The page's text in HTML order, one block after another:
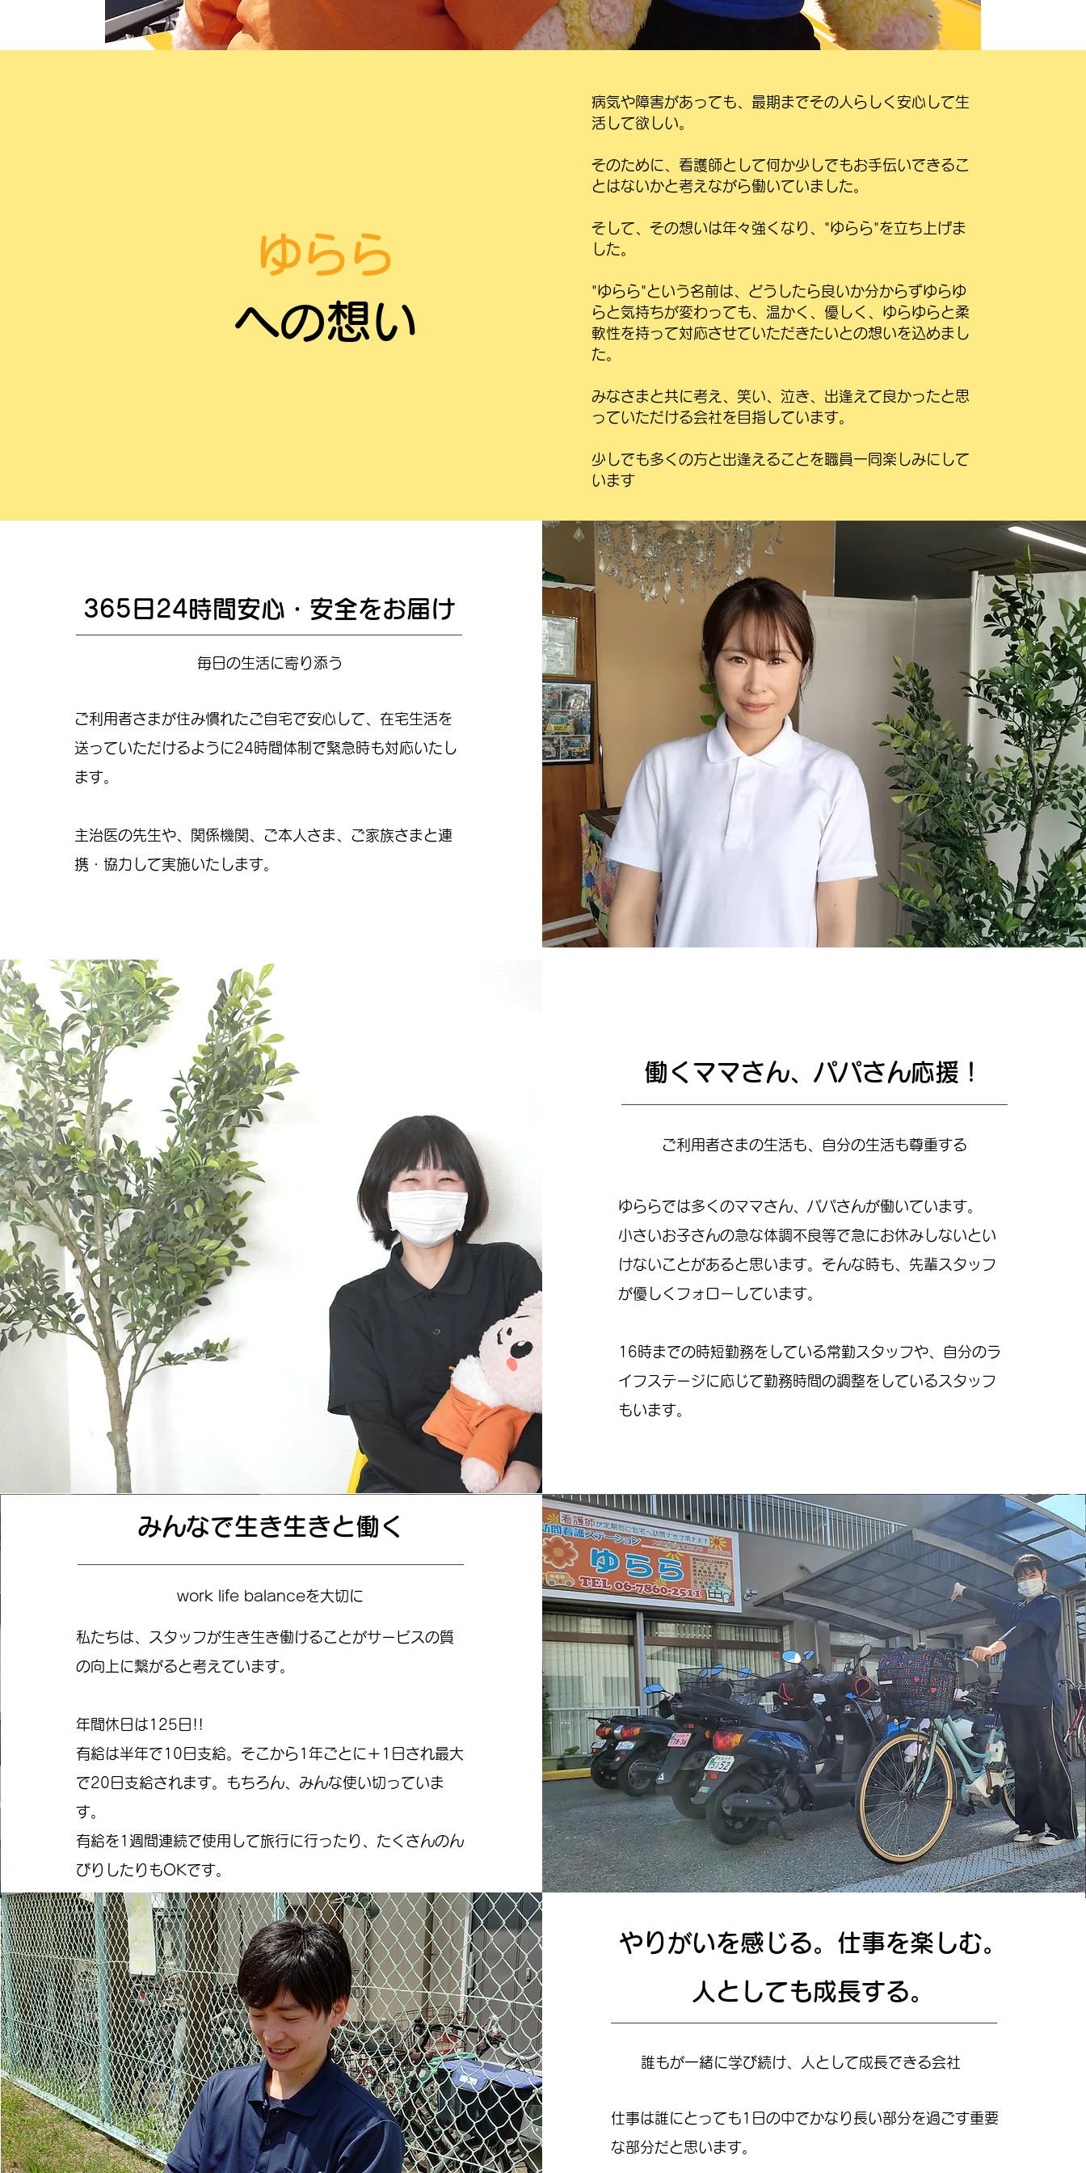
ゆらら
​への想い
病気や障害があっても、最期までその人らしく安心して生
活して欲しい​。
そのために、看護師として何か少しでもお手伝いできるこ
とはないかと考えながら働いていました。
そして、その想いは年々強くなり、"ゆらら"を立ち上げま
した。
"ゆらら"という名前は、どうしたら良いか分からずゆらゆ
らと気持ちが変わっても、温かく、優しく、ゆらゆらと柔
軟性を持って対応させていただきたいとの想いを込めまし
た。
みなさまと共に考え、笑い、泣き、出逢えて良かったと思
っていただける会社を目指しています。
少しでも多くの方と出逢えることを職員一同楽しみにして
います
365日24時間安心・安全をお届け
毎日の生活に寄り添う
ご利用者さまが住み慣れたご自宅で安心して、在宅生活を
送っていただけるように24時間体制で緊急時も対応いたし
ます。
主治医の先生や、関係機関、ご本人さま、ご家族さまと連
携・協力して実施いたします。
働くママさん、パパさん応援！
ご利用者さまの生活も、自分の生活も尊重する
ゆららでは多くのママさん、パパさんが働いています。
小さいお子さんの急な体調不良等で急にお休みしないとい
けないことがあると思います。そんな時も、先輩スタッフ
が優しくフォローしています。
16時までの時短勤務をしている常勤スタッフや、自分のラ
イフステージに応じて勤務時間の調整をしているスタッフ
もいます。
みんなで生き生きと働く
work life balanceを大切に
私たちは、スタッフが生き生き働けることがサービスの質
の向上に繋がると考えています。
年間休日は125日!!
有給は半年で10日支給。そこから1年ごとに＋1日され最大
で20日支給されます。もちろん、みんな使い切っていま
す。
有給を1週間連続で使用して旅行に行ったり、たくさんのん
びりしたりもOKです。
やりがいを感じる。仕事を楽しむ。
人としても成長する。
誰もが一緒に学び続け、人として成長できる会社
仕事は誰にとっても1日の中でかなり長い部分を過ごす重要
な部分だと思います。